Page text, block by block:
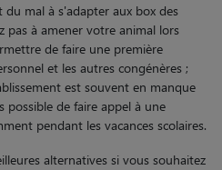
du mal à s'adapter aux box des
pas à amener votre animal lors
de faire une première
et les autres congénères ;
est souvent en manque
possible de faire appel à une
pendant les vacances scolaires.
alternatives si vous souhaitez